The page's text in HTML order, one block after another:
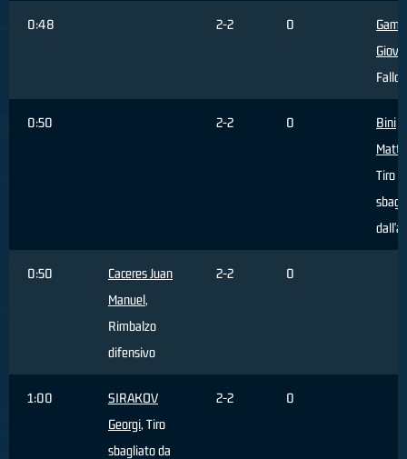
0:48 2-2 0
Fallo
0:50 2-2 0
Bini
Tiro
0:50
Caceres Juan
Manuel,
Rimbalzo
difensivo
2-2 0
1:00
SIRAKOV
Georgi, Tiro
sbagliato da
2-2 0